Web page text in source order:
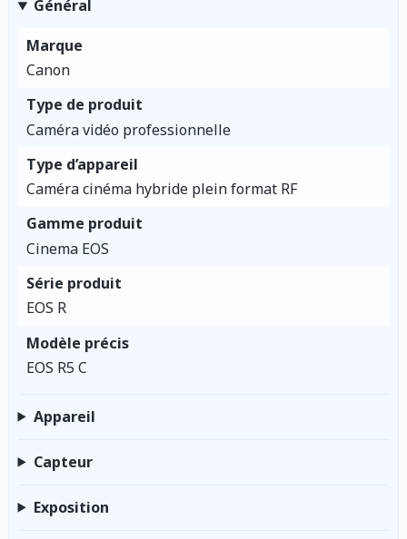
Général
Marque
Canon
Type de produit
Caméra vidéo professionnelle
Type d’appareil
Caméra cinéma hybride plein format RF
Gamme produit
Cinema EOS
Série produit
EOS R
Modèle précis
EOS R5 C
Appareil
Capteur
Exposition